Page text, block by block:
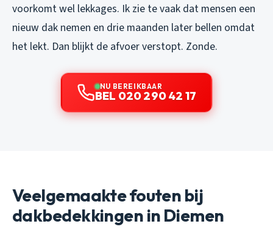
voorkomt wel lekkages. Ik zie te vaak dat mensen een
nieuw dak nemen en drie maanden later bellen omdat
het lekt. Dan blijkt de afvoer verstopt. Zonde.
NU BEREIKBAAR
BEL 020 290 42 17
Veelgemaakte fouten bij
dakbedekkingen in Diemen